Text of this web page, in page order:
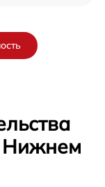
Нижнем